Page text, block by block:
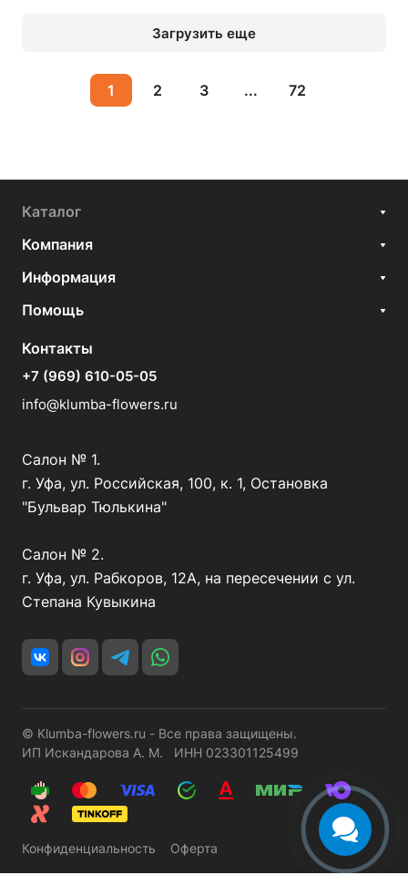
Загрузить еще
1 2 3 ... 72
Каталог
Компания
Информация
Помощь
Контакты
+7 (969) 610-05-05
info@klumba-flowers.ru
Салон № 1.
г. Уфа, ул. Российская, 100, к. 1, Остановка
"Бульвар Тюлькина"
Салон № 2.
г. Уфа, ул. Рабкоров, 12А, на пересечении с ул.
Степана Кувыкина
© Klumba-flowers.ru - Все права защищены.
ИП Искандарова А. М. ИНН 023301125499
Конфиденциальность Оферта